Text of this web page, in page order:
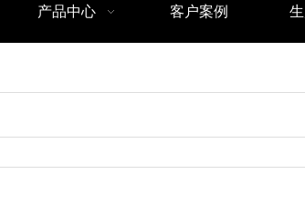
产品中心 客户案例